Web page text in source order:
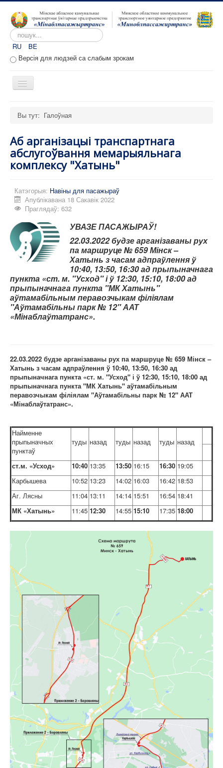
Пошук...
RU
BE
Версія для людзей са слабым зрокам
Toggle
Вакансіі
Звароты
Расклад руху
Партал перавозчыкаў
Карта сайта
Вы тут: Галоўная
Аб арганізацыі транспартнага
абслугоўвання мемарыяльнага
комплексу "Хатынь"
Катэгорыя: Навіны для пасажыраў
Апублікавана 18 Сакавік 2022
Праглядаў: 632
УВАЗЕПАСАЖЫРАЎ!
22.03.2022 будзе арганізаваны рух
па маршруце № 659 Мінск –
Хатынь з часам адпраўлення ў
10:40, 13:50, 16:30 ад прыпыначнага
пункта «ст. м. "Усход" і ў 12:30, 15:10, 18:00 ад
прыпыначнага пункта "МК Хатынь"
аўтамабільным перавозчыкам філіялам
"Аўтамабільны парк № 12" ААТ
«Мінаблаўтатранс».
22.03.2022 будзе арганізаваны рух па маршруце № 659 Мінск –
Хатынь з часам адпраўлення ў 10:40, 13:50, 16:30 ад
прыпыначнага пункта «ст. м. "Усход" і ў 12:30, 15:10, 18:00 ад
прыпыначнага пункта "МК Хатынь" аўтамабільным
перавозчыкам філіялам "Аўтамабільны парк № 12" ААТ
«Мінаблаўтатранс».
Найменне
прыпыначных
пунктаў
туды назад туды назад туды назад
ст.м. «Усход» 10:40 13:35 13:50 16:15 16:30 19:05
Карбышева
10:52 13:23 14:02 16:03 16:42 18:53
Аг. Лясны
11:04 13:11 14:14 15:51 16:54 18:41
МК «Хатынь»
11:45 12:30 14:55 15:10 17:35 18:00